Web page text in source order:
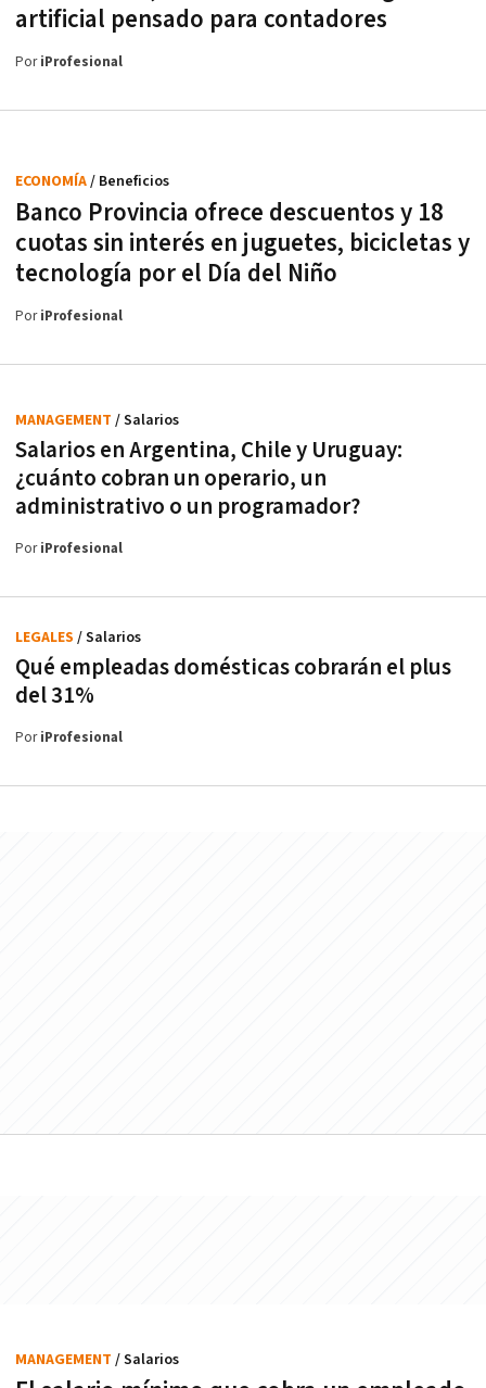
artificial pensado para contadores
PoriProfesional
Banco Provincia ofrece descuentos y 18
cuotas sin interés en juguetes, bicicletas y
tecnología por el Día del Niño
ECONOMÍA/ Beneficios
PoriProfesional
Salarios en Argentina, Chile y Uruguay:
¿cuánto cobran un operario, un
administrativo o un programador?
MANAGEMENT / Salarios
PoriProfesional
Qué empleadas domésticas cobrarán el plus
del 31%
LEGALES / Salarios
PoriProfesional
MANAGEMENT / Salarios